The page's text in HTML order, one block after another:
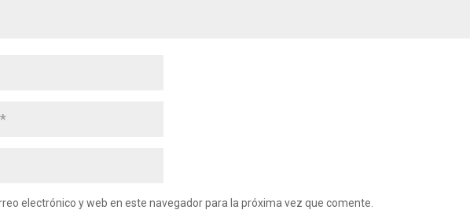
electrónico y web en este navegador para la próxima vez que comente.